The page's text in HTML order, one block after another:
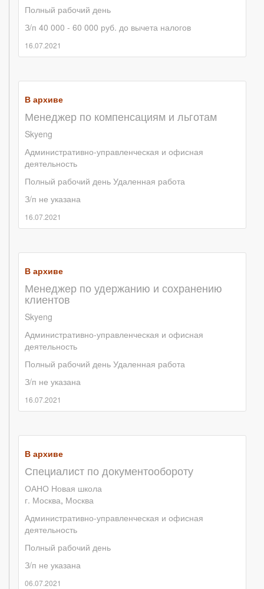
Полный рабочий день
З/п 40 000 - 60 000 руб. до вычета налогов
16.07.2021
В архиве
Менеджер по компенсациям и льготам
Skyeng
Административно-управленческая и офисная
деятельность
Полный рабочий день Удаленная работа
З/п не указана
16.07.2021
В архиве
Менеджер по удержанию и сохранению
клиентов
Skyeng
Административно-управленческая и офисная
деятельность
Полный рабочий день Удаленная работа
З/п не указана
16.07.2021
В архиве
Специалист по документообороту
ОАНО Новая школа
г. Москва, Москва
Административно-управленческая и офисная
деятельность
Полный рабочий день
З/п не указана
06.07.2021